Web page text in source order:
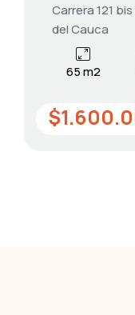
Carrera 121
del Cauca
65 m2